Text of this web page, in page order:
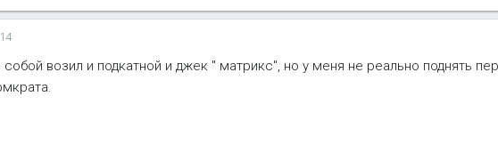
возил и подкатной и джек " матрикс", но у меня не реально поднять